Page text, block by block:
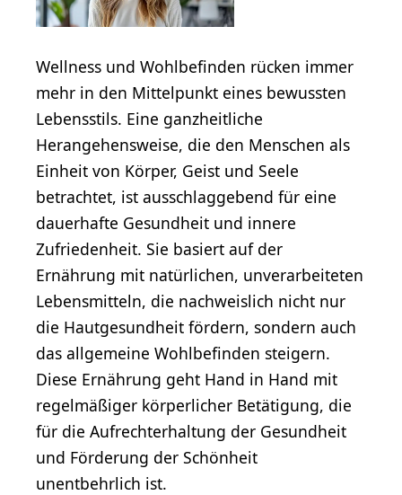
Wellness und Wohlbefinden rücken immer
mehr in den Mittelpunkt eines bewussten
Lebensstils. Eine ganzheitliche
Herangehensweise, die den Menschen als
Einheit von Körper, Geist und Seele
betrachtet, ist ausschlaggebend für eine
dauerhafte Gesundheit und innere
Zufriedenheit. Sie basiert auf der
Ernährung mit natürlichen, unverarbeiteten
Lebensmitteln, die nachweislich nicht nur
die Hautgesundheit fördern, sondern auch
das allgemeine Wohlbefinden steigern.
Diese Ernährung geht Hand in Hand mit
regelmäßiger körperlicher Betätigung, die
für die Aufrechterhaltung der Gesundheit
und Förderung der Schönheit
unentbehrlich ist.